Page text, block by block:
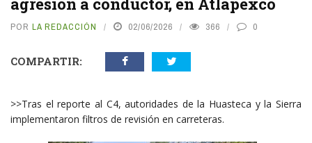
POR LA REDACCIÓN 02/06/2026 366 0
COMPARTIR:
>>Tras el reporte al C4, autoridades de la Huasteca y la Sierra
implementaron filtros de revisión en carreteras.